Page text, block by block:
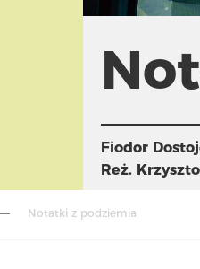
Fiodor
Reż.
Notatki z podziemia